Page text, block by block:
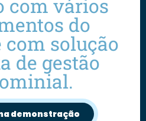
com vários
do
com solução
de gestão
demonstração